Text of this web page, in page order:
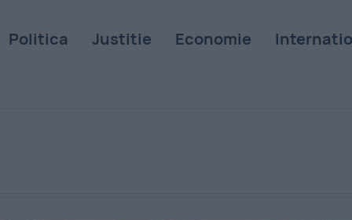
Politica Justitie Economie